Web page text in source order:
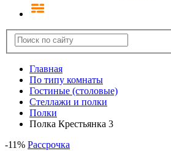
Главная
По типу комнаты
Гостиные (столовые)
Стеллажи и полки
Полки
Полка Крестьянка 3
-11% Рассрочка